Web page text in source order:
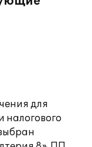
для
налогового